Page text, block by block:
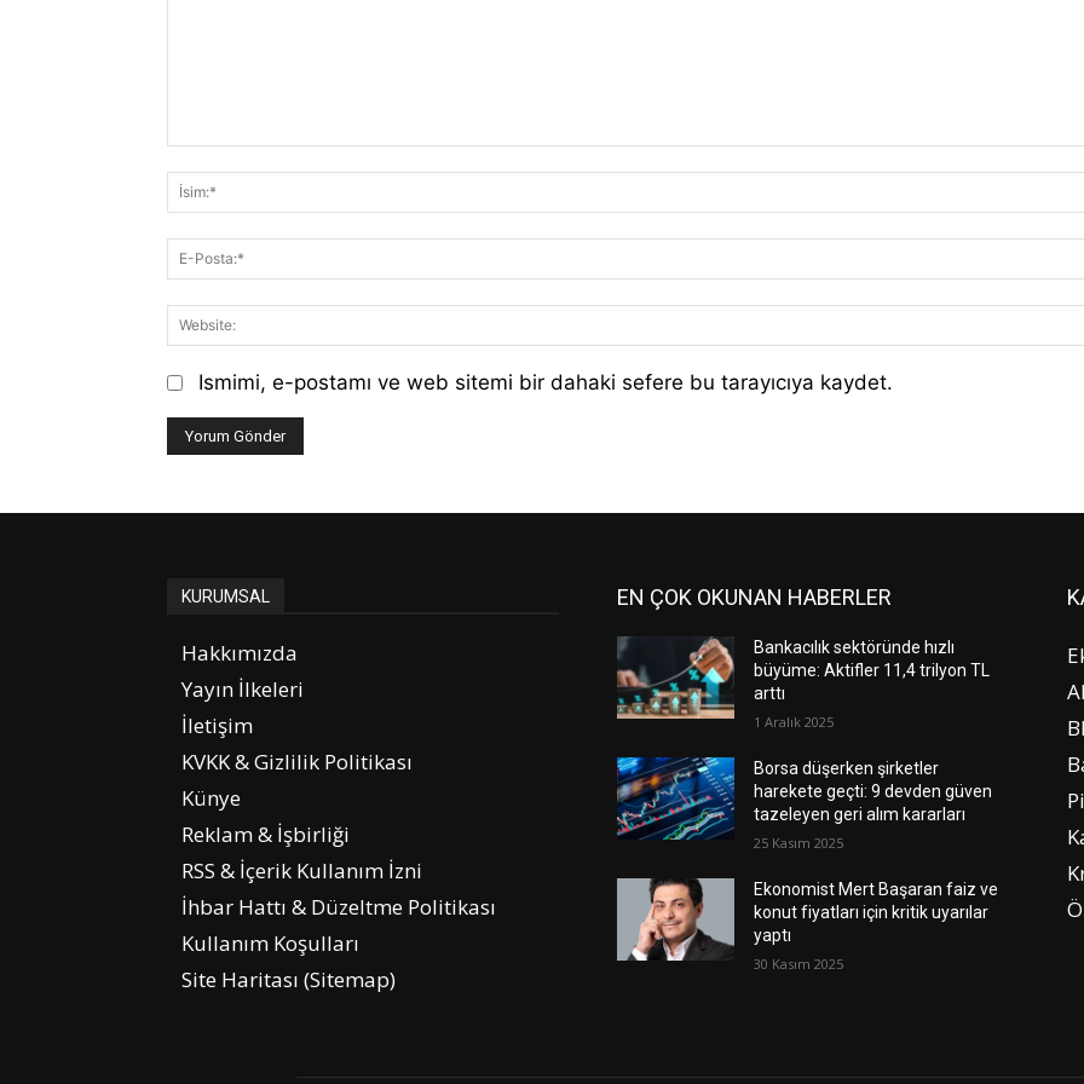
Yorum:
Ismimi, e-postamı ve web sitemi bir dahaki sefere bu tarayıcıya kaydet.
KURUMSAL
Hakkımızda
Yayın İlkeleri
İletişim
KVKK & Gizlilik Politikası
Künye
Reklam & İşbirliği
RSS & İçerik Kullanım İzni
İhbar Hattı & Düzeltme Politikası
Kullanım Koşulları
Site Haritası (Sitemap)
EN ÇOK OKUNAN HABERLER
Bankacılık sektöründe hızlı
büyüme: Aktifler 11,4 trilyon TL
arttı
1 Aralık 2025
Borsa düşerken şirketler
harekete geçti: 9 devden güven
tazeleyen geri alım kararları
25 Kasım 2025
Ekonomist Mert Başaran faiz ve
konut fiyatları için kritik uyarılar
yaptı
30 Kasım 2025